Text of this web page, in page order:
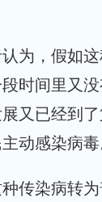
为，假如
时间里又
又已经到
动感染病毒
传染病转